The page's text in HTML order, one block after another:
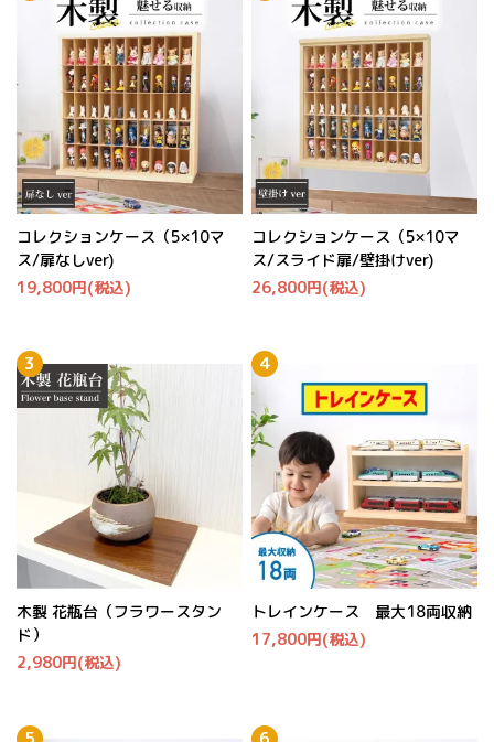
コレクションケース（5×10マ
ス/扉なしver)
19,800円(税込)
コレクションケース（5×10マ
ス/スライド扉/壁掛けver)
26,800円(税込)
木製 花瓶台（フラワースタン
ド）
2,980円(税込)
トレインケース 最大18両収納
17,800円(税込)